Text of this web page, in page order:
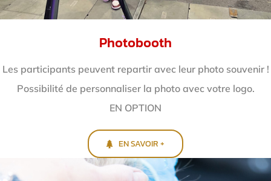
Photobooth
Les participants peuvent repartir avec leur photo souvenir !
Possibilité de personnaliser la photo avec votre logo.
EN OPTION
EN SAVOIR +